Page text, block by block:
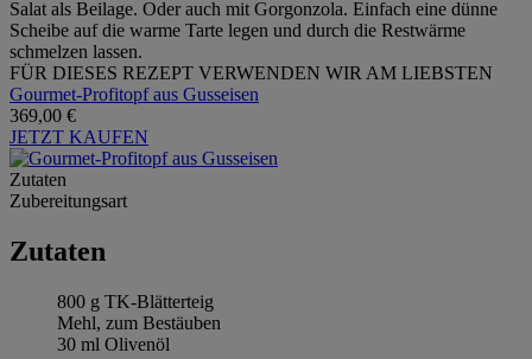
Salat als Beilage. Oder auch mit Gorgonzola. Einfach eine dünne
Scheibe auf die warme Tarte legen und durch die Restwärme
schmelzen lassen.
FÜR DIESES REZEPT VERWENDEN WIR AM LIEBSTEN
Gourmet-Profitopf aus Gusseisen
369,00 €
JETZT KAUFEN
Zutaten
Zubereitungsart
Zutaten
800 g TK-Blätterteig
Mehl, zum Bestäuben
30 ml Olivenöl